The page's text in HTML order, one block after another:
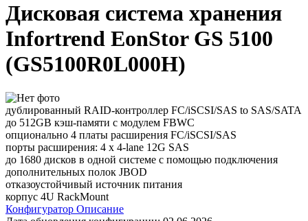
Дисковая система хранения
Infortrend EonStor GS 5100
(GS5100R0L000H)
дублированный RAID-контроллер FC/iSCSI/SAS to SAS/SATA
до 512GB кэш-памяти с модулем FBWC
опционально 4 платы расширения FC/iSCSI/SAS
порты расширения: 4 x 4-lane 12G SAS
до 1680 дисков в одной системе с помощью подключения
дополнительных полок JBOD
отказоустойчивый источник питания
корпус 4U RackMount
Конфигуратор Описание